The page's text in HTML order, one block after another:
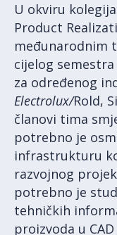
U okviru kolegija
Product
međunarodnim
cijelog
za određenog
Electrolux/Rold,
članovi tima
potrebno je
infrastrukturu
razvojnog
potrebno je
tehničkih
proizvoda u